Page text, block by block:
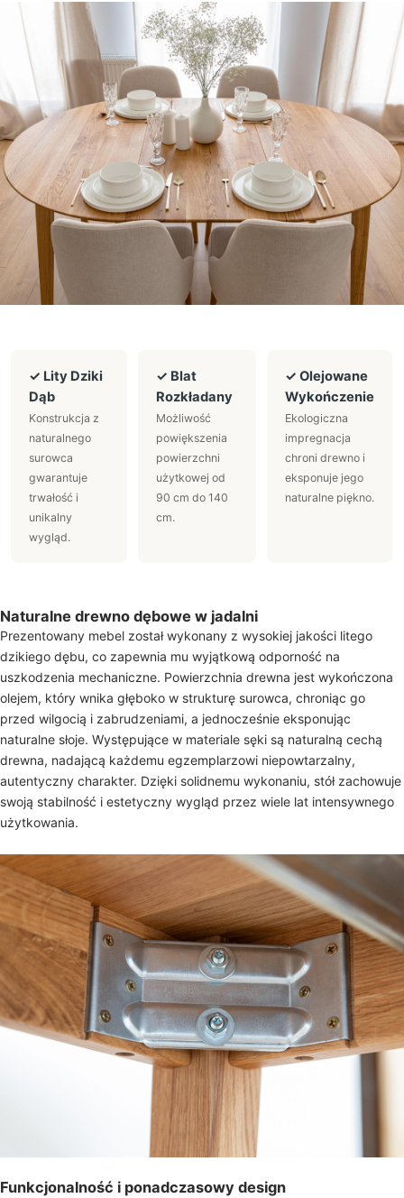
✓ Lity Dziki
Dąb
Konstrukcja z
naturalnego
surowca
gwarantuje
trwałość i
unikalny
wygląd.
✓ Blat
Rozkładany
Możliwość
powiększenia
powierzchni
użytkowej od
90 cm do 140
cm.
✓ Olejowane
Wykończenie
Ekologiczna
impregnacja
chroni drewno i
eksponuje jego
naturalne piękno.
Naturalne drewno dębowe w jadalni
Prezentowany mebel został wykonany z wysokiej jakości litego
dzikiego dębu, co zapewnia mu wyjątkową odporność na
uszkodzenia mechaniczne. Powierzchnia drewna jest wykończona
olejem, który wnika głęboko w strukturę surowca, chroniąc go
przed wilgocią i zabrudzeniami, a jednocześnie eksponując
naturalne słoje. Występujące w materiale sęki są naturalną cechą
drewna, nadającą każdemu egzemplarzowi niepowtarzalny,
autentyczny charakter. Dzięki solidnemu wykonaniu, stół zachowuje
swoją stabilność i estetyczny wygląd przez wiele lat intensywnego
użytkowania.
Funkcjonalność i ponadczasowy design